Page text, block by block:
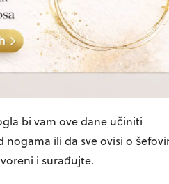
bi vam ove dane učiniti
ili da sve ovisi o
i surađujte.